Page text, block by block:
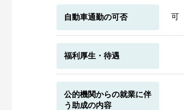
自動車通勤の可否 可
福利厚生・待遇
公的機関からの就業に伴
う助成の内容